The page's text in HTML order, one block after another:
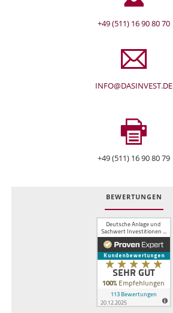
+49 (511) 16 90 80 70
INFO@DASINVEST.DE
+49 (511) 16 90 80 79
BEWERTUNGEN